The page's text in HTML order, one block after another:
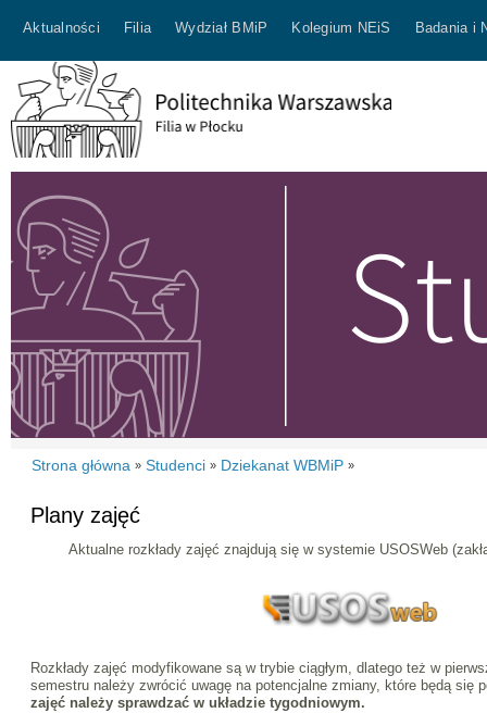
Aktualności Filia Wydział BMiP Kolegium NEiS Badania i
Strona główna » Studenci » Dziekanat WBMiP »
Plany zajęć
Aktualne rozkłady zajęć znajdują się w systemie USOSWeb
Rozkłady zajęć modyfikowane są w trybie ciągłym, dlatego też w
semestru należy zwrócić uwagę na potencjalne zmiany, które będą się
zajęć należy sprawdzać w układzie tygodniowym.